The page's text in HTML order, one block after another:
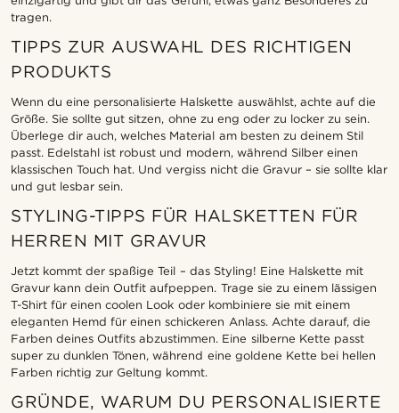
tragen.
TIPPS ZUR AUSWAHL DES RICHTIGEN
PRODUKTS
Wenn du eine personalisierte Halskette auswählst, achte auf die
Größe. Sie sollte gut sitzen, ohne zu eng oder zu locker zu sein.
Überlege dir auch, welches Material am besten zu deinem Stil
passt. Edelstahl ist robust und modern, während Silber einen
klassischen Touch hat. Und vergiss nicht die Gravur – sie sollte klar
und gut lesbar sein.
STYLING-TIPPS FÜR HALSKETTEN FÜR
HERREN MIT GRAVUR
Jetzt kommt der spaßige Teil – das Styling! Eine Halskette mit
Gravur kann dein Outfit aufpeppen. Trage sie zu einem lässigen
T-Shirt für einen coolen Look oder kombiniere sie mit einem
eleganten Hemd für einen schickeren Anlass. Achte darauf, die
Farben deines Outfits abzustimmen. Eine silberne Kette passt
super zu dunklen Tönen, während eine goldene Kette bei hellen
Farben richtig zur Geltung kommt.
GRÜNDE, WARUM DU PERSONALISIERTE